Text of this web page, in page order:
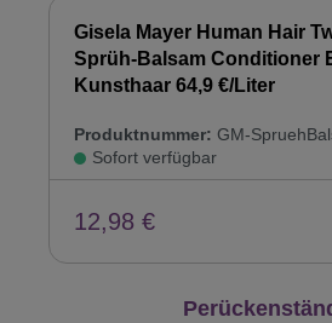
Gisela Mayer Human Hair
Sprüh-Balsam Conditioner
Kunsthaar 64,9 €/Liter
Produktnummer: GM-
Sofort verfügbar
12,98 €
Produktgalerie überspringen